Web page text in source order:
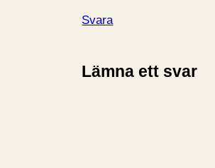
Svara
Lämna ett svar